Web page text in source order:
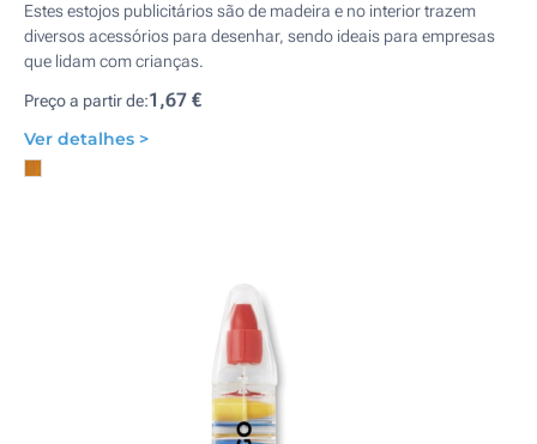
Estes estojos publicitários são de madeira e no interior trazem
diversos acessórios para desenhar, sendo ideais para empresas
que lidam com crianças.
Preço a partir de:1,67 €
Ver detalhes >